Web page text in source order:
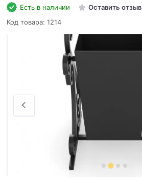
Есть в наличии Оставить отзыв
Код товара: 1214